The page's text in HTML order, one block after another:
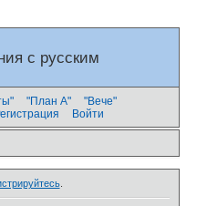
с русским
"План А"
"Вече"
Войти
.